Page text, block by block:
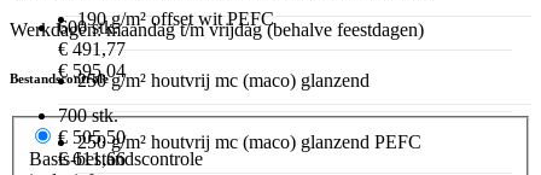
190 g/m² offset wit PEFC
250 g/m² houtvrij mc (maco) glanzend
250 g/m² houtvrij mc (maco) glanzend PEFC
600 stk.
€ 491,77
€ 595,04
700 stk.
€ 505,50
€ 611,66
Werkdagen: maandag t/m vrijdag (behalve feestdagen)
Bestandscontrole
Basis-bestandscontrole